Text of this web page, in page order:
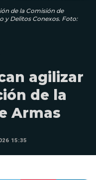
de la Comisión de
y Delitos Conexos. Foto:
agilizar
de la
Armas
15:35